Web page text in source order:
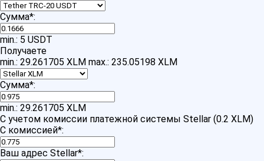
Сумма*:
min.: 5 USDT
Получаете
min.: 29.261705 XLM max.: 235.05198 XLM
Сумма*:
min.: 29.261705 XLM
С учетом комиссии платежной системы Stellar (0.2 XLM)
С комиссией*:
Ваш адрес Stellar*: